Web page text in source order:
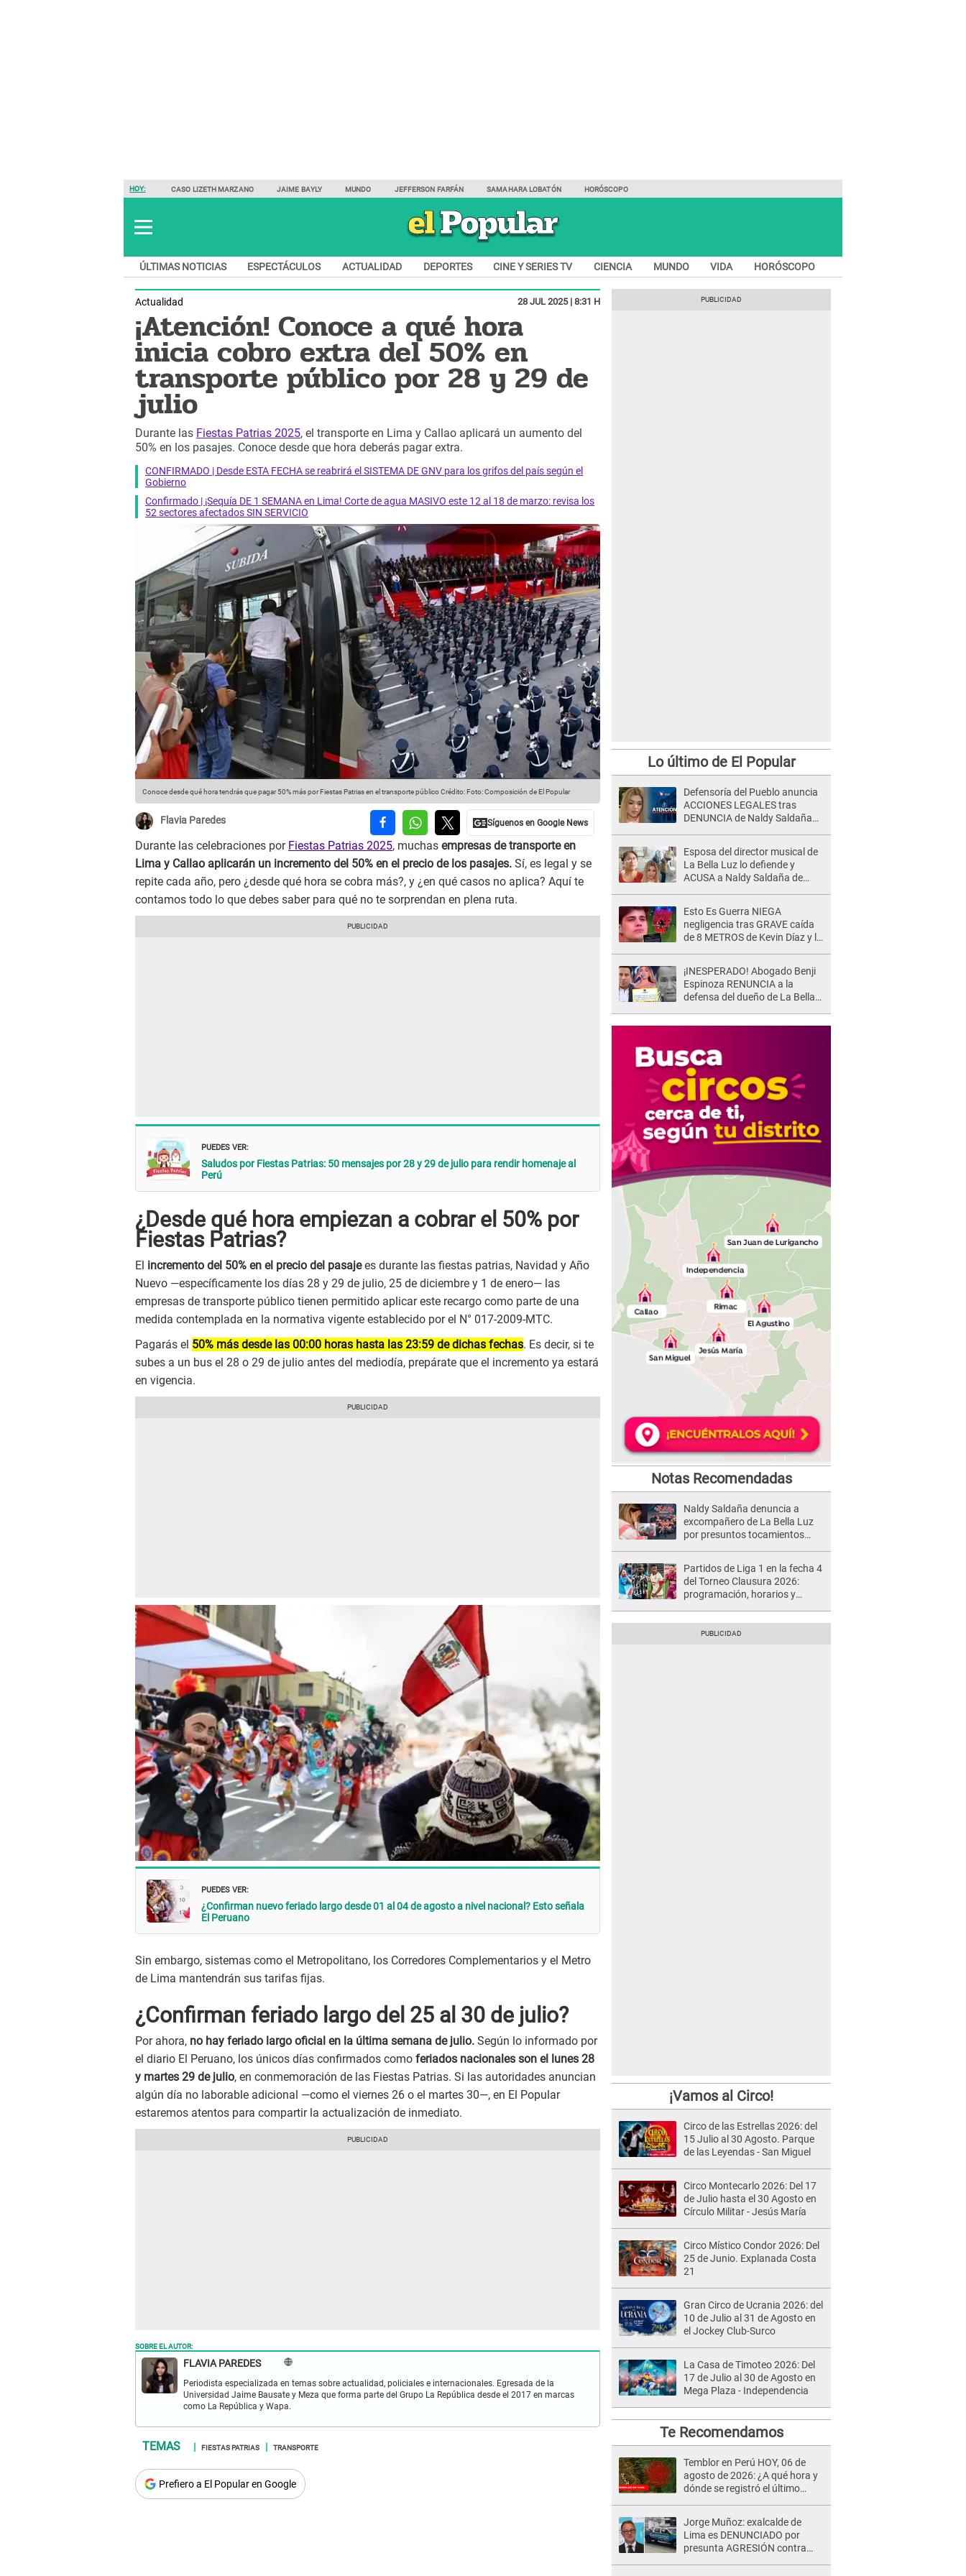
HOY: CASO LIZETH MARZANO JAIME BAYLY MUNDO JEFFERSON FARFÁN SAMAHARA LOBATÓN HORÓSCOPO
ÚLTIMAS NOTICIAS ESPECTÁCULOS ACTUALIDAD DEPORTES CINE Y SERIES TV CIENCIA MUNDO VIDA HORÓSCOPO
Actualidad 28 JUL 2025 | 8:31 H
¡Atención! Conoce a qué hora
inicia cobro extra del 50% en
transporte público por 28 y 29 de
julio
Durante las Fiestas Patrias 2025, el transporte en Lima y Callao aplicará un aumento del
50% en los pasajes. Conoce desde que hora deberás pagar extra.
CONFIRMADO | Desde ESTA FECHA se reabrirá el SISTEMA DE GNV para los grifos del país según el
Gobierno
Confirmado | ¡Sequía DE 1 SEMANA en Lima! Corte de agua MASIVO este 12 al 18 de marzo: revisa los
52 sectores afectados SIN SERVICIO
Conoce desde qué hora tendrás que pagar 50% más por Fiestas Patrias en el transporte públicoCrédito: Foto: Composición de El Popular
Flavia Paredes
Durante las celebraciones por Fiestas Patrias 2025, muchas empresas de transporte en
Lima y Callao aplicarán un incremento del 50% en el precio de los pasajes. Sí, es legal y se
repite cada año, pero ¿desde qué hora se cobra más?, y ¿en qué casos no aplica? Aquí te
contamos todo lo que debes saber para qué no te sorprendan en plena ruta.
PUEDES VER:
Saludos por Fiestas Patrias: 50 mensajes por 28 y 29 de julio para rendir homenaje al
Perú
¿Desde qué hora empiezan a cobrar el 50% por
Fiestas Patrias?
El incremento del 50% en el precio del pasajees durante las fiestas patrias, Navidad y Año
Nuevo —específicamente los días 28 y 29 de julio, 25 de diciembre y 1 de enero— las
empresas de transporte público tienen permitido aplicar este recargo como parte de una
medida contemplada en la normativa vigente establecido por el N° 017-2009-MTC.
Pagarás el 50% más desde las 00:00 horas hasta las 23:59 de dichas fechas. Es decir, si te
subes a un bus el 28 o 29 de julio antes del mediodía, prepárate que el incremento ya estará
en vigencia.
PUEDES VER:
¿Confirman nuevo feriado largo desde 01 al 04 de agosto a nivel nacional? Esto señala
El Peruano
Sin embargo, sistemas como el Metropolitano, los Corredores Complementarios y el Metro
de Lima mantendrán sus tarifas fijas.
¿Confirman feriado largo del 25 al 30 de julio?
Por ahora, no hay feriado largo oficial en la última semana de julio. Según lo informado por
el diario El Peruano, los únicos días confirmados como feriados nacionales son el lunes 28
y martes 29 de julio, en conmemoración de las Fiestas Patrias. Si las autoridades anuncian
algún día no laborable adicional —como el viernes 26 o el martes 30—, en El Popular
estaremos atentos para compartir la actualización de inmediato.
SOBRE EL AUTOR:
FLAVIA PAREDES
Periodista especializada en temas sobre actualidad, policiales e internacionales. Egresada de la
Universidad Jaime Bausate y Meza que forma parte del Grupo La República desde el 2017 en marcas
como La República y Wapa.
FIESTAS PATRIAS TRANSPORTE
Prefiero a El Popular en Google
Lo último de El Popular
Defensoría del Pueblo anuncia
ACCIONES LEGALES tras
DENUNCIA de Naldy Saldaña
Esposa del director musical de
La Bella Luz lo defiende y
ACUSA a Naldy Saldaña de
Esto Es Guerra NIEGA
negligencia tras GRAVE caída
de 8 METROS de Kevin Díaz y lo
¡INESPERADO! Abogado Benji
Espinoza RENUNCIA a la
defensa del dueño de La Bella
Notas Recomendadas
Naldy Saldaña denuncia a
excompañero de La Bella Luz
por presuntos tocamientos
Partidos de Liga 1 en la fecha 4
del Torneo Clausura 2026:
programación, horarios y
¡Vamos al Circo!
Circo de las Estrellas 2026: del
15 Julio al 30 Agosto. Parque
de las Leyendas - San Miguel
Circo Montecarlo 2026: Del 17
de Julio hasta el 30 Agosto en
Círculo Militar - Jesús María
Circo Místico Condor 2026: Del
25 de Junio. Explanada Costa
21
Gran Circo de Ucrania 2026: del
10 de Julio al 31 de Agosto en
el Jockey Club-Surco
La Casa de Timoteo 2026: Del
17 de Julio al 30 de Agosto en
Mega Plaza - Independencia
Te Recomendamos
Temblor en Perú HOY, 06 de
agosto de 2026: ¿A qué hora y
dónde se registró el último
Jorge Muñoz: exalcalde de
Lima es DENUNCIADO por
presunta AGRESIÓN contra